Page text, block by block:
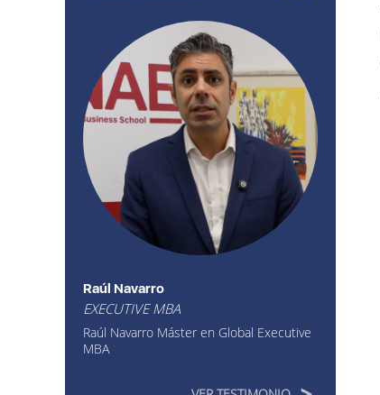
Raúl Navarro
EXECUTIVE MBA
Raúl Navarro Máster en Global Executive
MBA